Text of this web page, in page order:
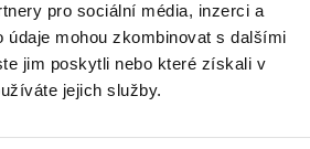
pro sociální média, inzerci a
údaje mohou zkombinovat s dalšími
jim poskytli nebo které získali v
jejich služby.